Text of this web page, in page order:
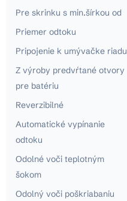
Pre skrinku s min.šírkou od
Priemer odtoku
Pripojenie k umývačke riadu
Z výroby predvŕtané otvory
pre batériu
Reverzibilné
Automatické vypínanie
odtoku
Odolné voči teplotným
šokom
Odolný voči poškriabaniu